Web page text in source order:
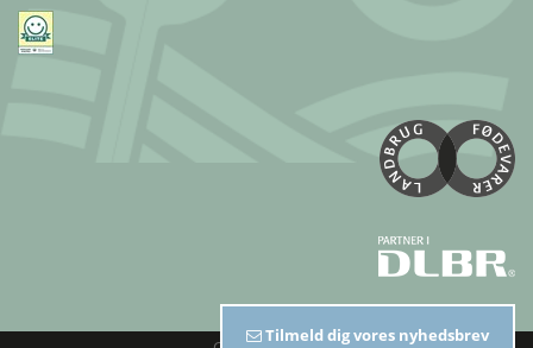
Tilmeld dig vores nyhedsbrev